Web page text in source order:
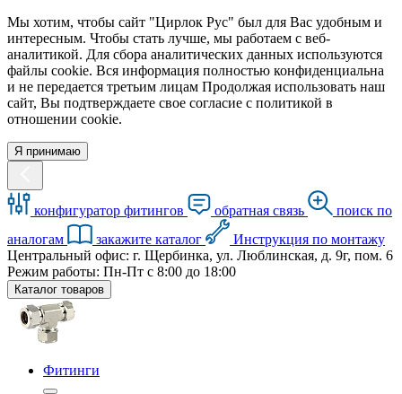
Мы хотим, чтобы сайт "Цирлок Рус" был для Вас удобным и
интересным. Чтобы стать лучше, мы работаем с веб-
аналитикой. Для сбора аналитических данных используются
файлы cookie. Вся информация полностью конфиденциальна
и не передается третьим лицам Продолжая использовать наш
сайт, Вы подтверждаете свое согласие с политикой в
отношении cookie.
Я принимаю
конфигуратор фитингов обратная связь
поиск по
аналогам
закажите каталог
Инструкция по монтажу
Центральный офис: г. Щербинка, ул. Люблинская, д. 9г, пом. 6
Режим работы: Пн-Пт с 8:00 до 18:00
Каталог товаров
Фитинги